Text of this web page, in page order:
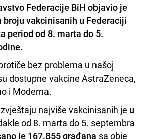
Federacije BiH objavio je
broju vakcinisanih u Federaciji
period od 8. marta do 5.
bez problema u našoj
dostupne vakcine AstraZeneca,
i Moderna.
najviše vakcinisanih je u
od 8. marta do 5. septembra
je 167.855 građana sa obje